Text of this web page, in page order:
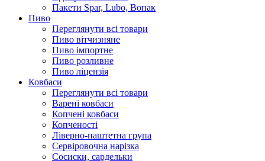
Пакети Spar, Lubo, Вопак
Пиво
Переглянути всі товари
Пиво вітчизняне
Пиво імпортне
Пиво розливне
Пиво ліцензія
Ковбаси
Переглянути всі товари
Варені ковбаси
Копчені ковбаси
Копченості
Ліверно-паштетна група
Сервіровочна нарізка
Сосиски, сардельки